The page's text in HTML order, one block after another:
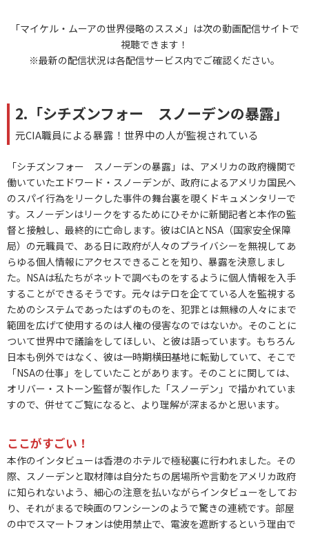
「マイケル・ムーアの世界侵略のススメ」は次の動画配信サイトで
視聴できます！
※最新の配信状況は各配信サービス内でご確認ください。
2.「シチズンフォー スノーデンの暴露」
元CIA職員による暴露！世界中の人が監視されている
「シチズンフォー スノーデンの暴露」は、アメリカの政府機関で
働いていたエドワード・スノーデンが、政府によるアメリカ国民へ
のスパイ行為をリークした事件の舞台裏を覗くドキュメンタリーで
す。スノーデンはリークをするためにひそかに新聞記者と本作の監
督と接触し、最終的に亡命します。彼はCIAとNSA（国家安全保障
局）の元職員で、ある日に政府が人々のプライバシーを無視してあ
らゆる個人情報にアクセスできることを知り、暴露を決意しまし
た。NSAは私たちがネットで調べものをするように個人情報を入手
することができるそうです。元々はテロを企てている人を監視する
ためのシステムであったはずのものを、犯罪とは無縁の人々にまで
範囲を広げて使用するのは人権の侵害なのではないか。そのことに
ついて世界中で議論をしてほしい、と彼は語っています。もちろん
日本も例外ではなく、彼は一時期横田基地に転勤していて、そこで
「NSAの仕事」をしていたことがあります。そのことに関しては、
オリバー・ストーン監督が製作した「スノーデン」で描かれていま
すので、併せてご覧になると、より理解が深まるかと思います。
ここがすごい！
本作のインタビューは香港のホテルで極秘裏に行われました。その
際、スノーデンと取材陣は自分たちの居場所や言動をアメリカ政府
に知られないよう、細心の注意を払いながらインタビューをしてお
り、それがまるで映画のワンシーンのようで驚きの連続です。部屋
の中でスマートフォンは使用禁止で、電波を遮断するという理由で